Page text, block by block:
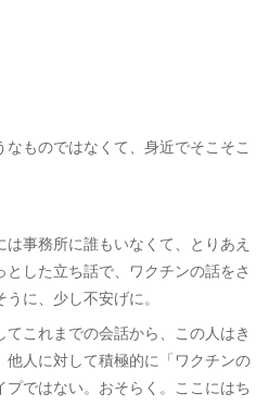
ものではなくて、身近でそこそこ
事務所に誰もいなくて、とりあえ
した立ち話で、ワクチンの話をさ
に、少し不安げに。
これまでの会話から、この人はき
人に対して積極的に「ワクチンの
ではない。おそらく。ここにはち